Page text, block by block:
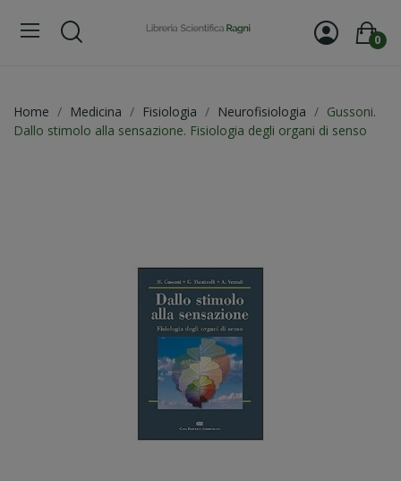
0
Home Medicina Fisiologia Neurofisiologia
Gussoni.
Dallo stimolo alla sensazione. Fisiologia degli organi di senso